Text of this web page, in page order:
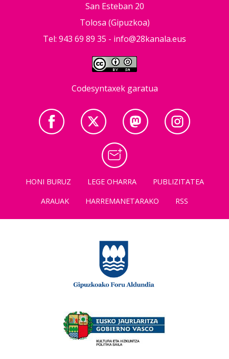
San Esteban 20
Tolosa (Gipuzkoa)
Tel: 943 69 89 35 - info@28kanala.eus
Codesyntaxek garatua
HONI BURUZ LEGE OHARRA
PUBLIZITATEA
ARAUAK
HARREMANETARAKO RSS